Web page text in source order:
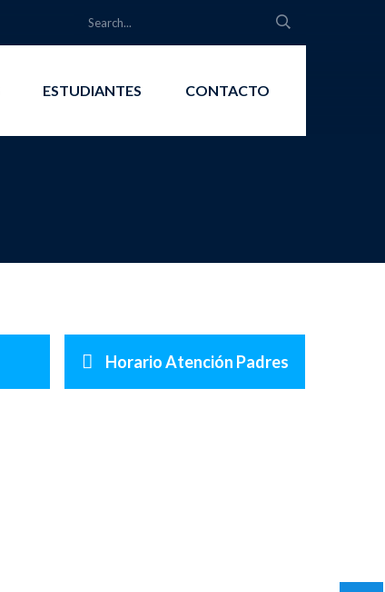
ESTUDIANTES CONTACTO
Horario Atención Padres